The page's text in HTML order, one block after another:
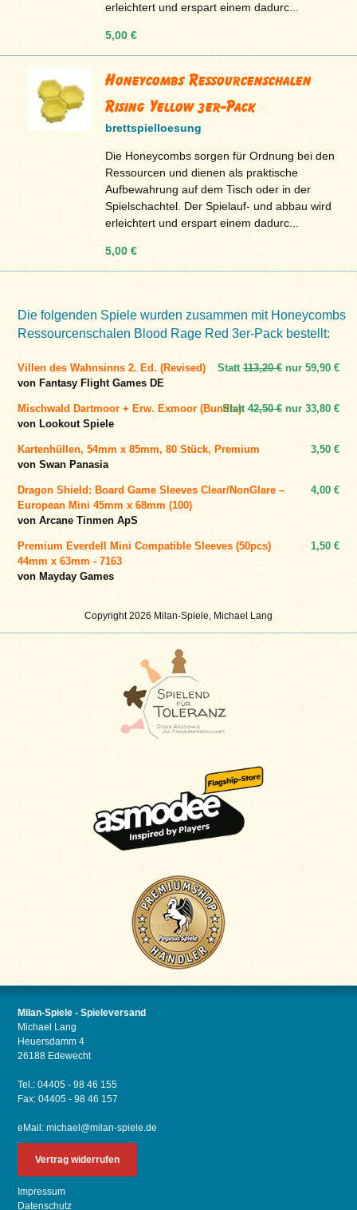
Copyright 2026 Milan-Spiele, Michael Lang
erleichtert und erspart einem dadurc...
5,00 €
Honeycombs Ressourcenschalen
Rising Yellow 3er-Pack
brettspielloesung
Die Honeycombs sorgen für Ordnung bei den
Ressourcen und dienen als praktische
Aufbewahrung auf dem Tisch oder in der
Spielschachtel. Der Spielauf- und abbau wird
erleichtert und erspart einem dadurc...
5,00 €
Die folgenden Spiele wurden zusammen mit Honeycombs
Ressourcenschalen Blood Rage Red 3er-Pack bestellt:
Villen des Wahnsinns 2. Ed. (Revised)
von Fantasy Flight Games DE
Statt113,20 €nur 59,90 €
Mischwald Dartmoor + Erw. Exmoor (Bundle)
von Lookout Spiele
Statt42,50 €nur 33,80 €
Kartenhüllen, 54mm x 85mm, 80 Stück, Premium
von Swan Panasia
3,50 €
Dragon Shield: Board Game Sleeves Clear/NonGlare –
European Mini 45mm x 68mm (100)
von Arcane Tinmen ApS
4,00 €
Premium Everdell Mini Compatible Sleeves (50pcs)
44mm x 63mm - 7163
von Mayday Games
1,50 €
Milan-Spiele - Spieleversand
Michael Lang
Heuersdamm 4
26188 Edewecht
Tel.: 04405 - 98 46 155
Fax: 04405 - 98 46 157
eMail:michael@milan-spiele.de
Vertrag widerrufen
Impressum
Datenschutz